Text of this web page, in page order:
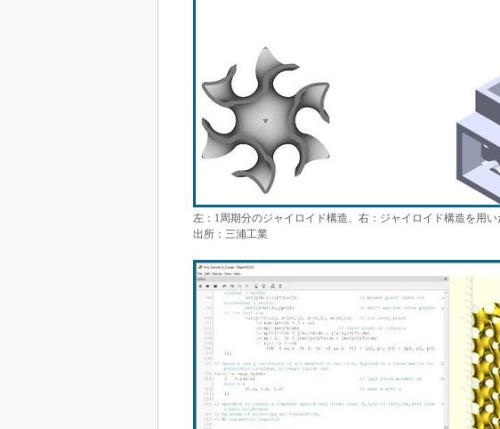
左：1周期分のジャイロイド構造、右：ジャイロイド構造を用
出所：三浦工業